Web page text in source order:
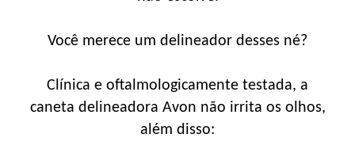
Você merece um delineador desses né?
Clínica e oftalmologicamente testada, a
caneta delineadora Avon não irrita os olhos,
além disso: